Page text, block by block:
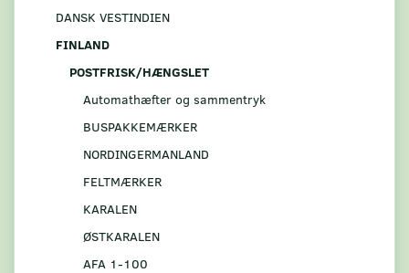
DANSK VESTINDIEN
FINLAND
POSTFRISK/HÆNGSLET
Automathæfter og sammentryk
BUSPAKKEMÆRKER
NORDINGERMANLAND
FELTMÆRKER
KARALEN
ØSTKARALEN
AFA 1-100